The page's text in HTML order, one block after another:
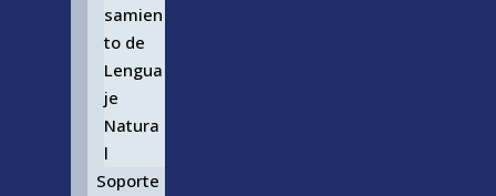
samien
to de
Lengua
je
Natura
l
Soporte